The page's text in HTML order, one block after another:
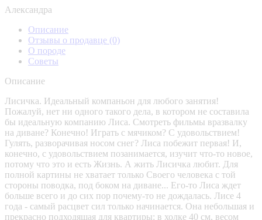
Александра
Описание
Отзывы о продавце (0)
О породе
Советы
Описание
Лисичка. Идеальный компаньон для любого занятия!
Пожалуй, нет ни одного такого дела, в котором не составила
бы идеальную компанию Лиса. Смотреть фильмы вразвалку
на диване? Конечно! Играть с мячиком? С удовольствием!
Гулять, разворачивая носом снег? Лиса побежит первая! И,
конечно, с удовольствием позанимается, изучит что-то новое,
потому что это и есть Жизнь. А жить Лисичка любит. Для
полной картины не хватает только Своего человека с той
стороны поводка, под боком на диване... Его-то Лиса ждет
больше всего и до сих пор почему-то не дождалась. Лисе 4
года - самый расцвет сил только начинается. Она небольшая и
прекрасно подходящая для квартиры: в холке 40 см, весом